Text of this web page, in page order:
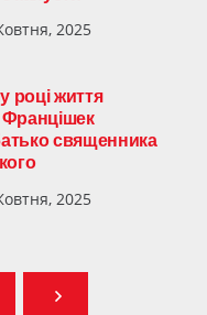
2025
році життя
Францішек
священника
2025